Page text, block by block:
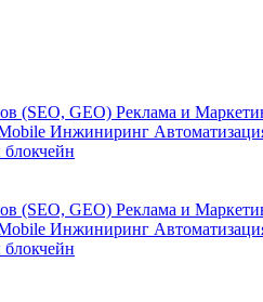
(SEO, GEO) Реклама и
Инжиниринг
(SEO, GEO) Реклама и
Инжиниринг